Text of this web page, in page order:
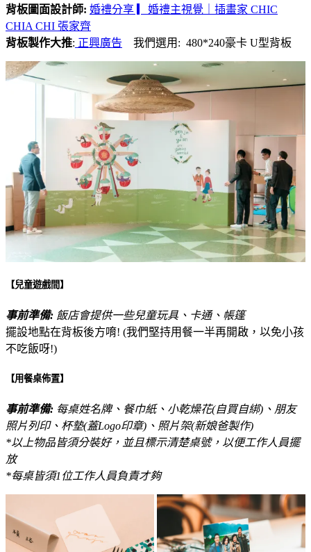
背板圖面設計師: 婚禮分享 ▎婚禮主視覺｜插畫家 CHIC
CHIA CHI 張家齊
背板製作大推: 正興廣告 我們選用: 480*240豪卡 U型背板
【兒童遊戲間】
事前準備: 飯店會提供一些兒童玩具、卡通、帳篷
擺設地點在背板後方唷! (我們堅持用餐一半再開啟，以免小孩
不吃飯呀!)
【用餐桌佈置】
事前準備: 每桌姓名牌、餐巾紙、小乾燥花(自買自綁)、朋友
照片列印、杯墊(蓋Logo印章)、照片架(新娘爸製作)
*以上物品皆須分裝好，並且標示清楚桌號，以便工作人員擺
放
*每桌皆須1位工作人員負責才夠